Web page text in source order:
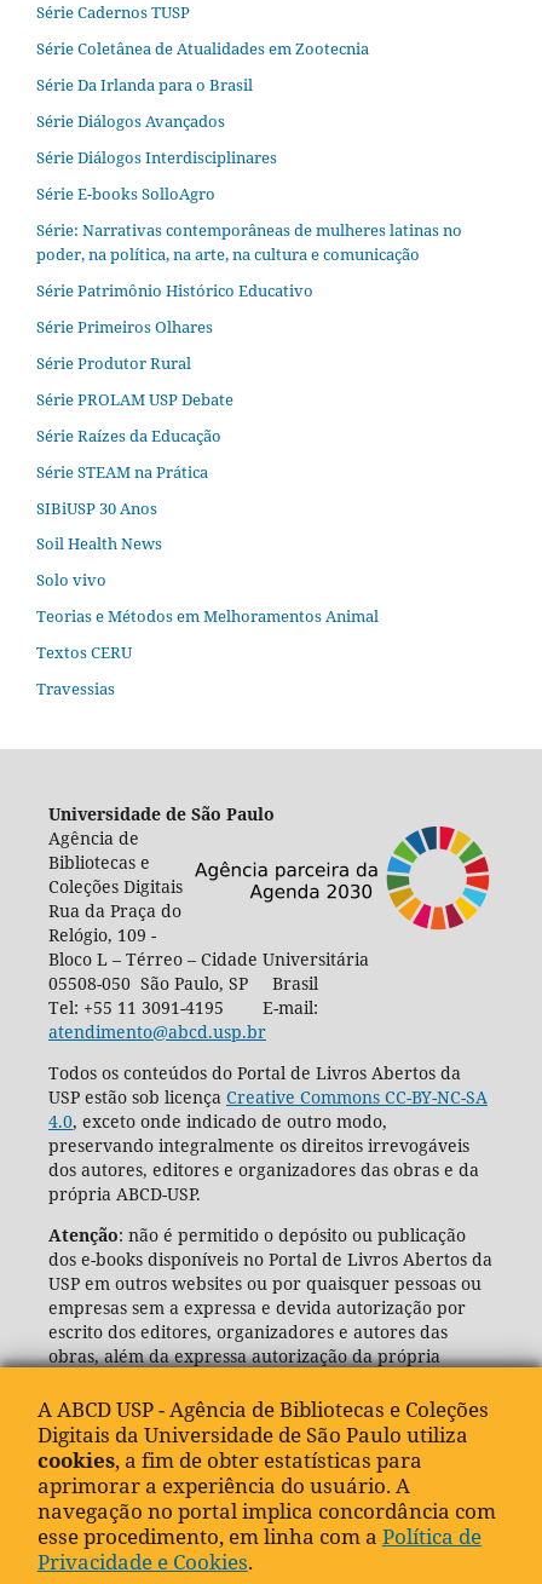
Série Cadernos TUSP
Série Coletânea de Atualidades em Zootecnia
Série Da Irlanda para o Brasil
Série Diálogos Avançados
Série Diálogos Interdisciplinares
Série E-books SolloAgro
Série: Narrativas contemporâneas de mulheres latinas no
poder, na política, na arte, na cultura e comunicação
Série Patrimônio Histórico Educativo
Série Primeiros Olhares
Série Produtor Rural
Série PROLAM USP Debate
Série Raízes da Educação
Série STEAM na Prática
SIBiUSP 30 Anos
Soil Health News
Solo vivo
Teorias e Métodos em Melhoramentos Animal
Textos CERU
Travessias
Universidade de São Paulo
Agência de
Bibliotecas e
Coleções Digitais
Rua da Praça do
Relógio, 109 -
Bloco L – Térreo – Cidade Universitária
05508-050 São Paulo, SP Brasil
Tel: +55 11 3091-4195 E-mail:
atendimento@abcd.usp.br
Todos os conteúdos do Portal de Livros Abertos da
USP estão sob licença Creative Commons CC-BY-NC-SA
4.0, exceto onde indicado de outro modo,
preservando integralmente os direitos irrevogáveis
dos autores, editores e organizadores das obras e da
própria ABCD-USP.
Atenção: não é permitido o depósito ou publicação
dos e-books disponíveis no Portal de Livros Abertos da
USP em outros websites ou por quaisquer pessoas ou
empresas sem a expressa e devida autorização por
escrito dos editores, organizadores e autores das
obras, além da expressa autorização da própria
(ABCD-USP).
A ABCD USP - Agência de Bibliotecas e Coleções
Digitais da Universidade de São Paulo utiliza
cookies, a fim de obter estatísticas para
aprimorar a experiência do usuário. A
navegação no portal implica concordância com
esse procedimento, em linha com a Política de
Privacidade e Cookies.